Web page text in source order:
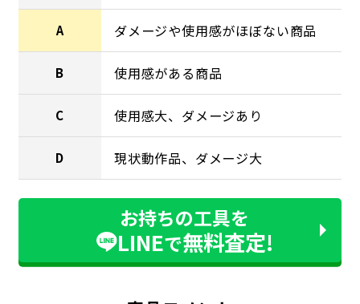
A ダメージや使用感がほぼない商品
B 使用感がある商品
C 使用感大、ダメージあり
D 現状動作品、ダメージ大
お持ちの工具を
LINEで無料査定!